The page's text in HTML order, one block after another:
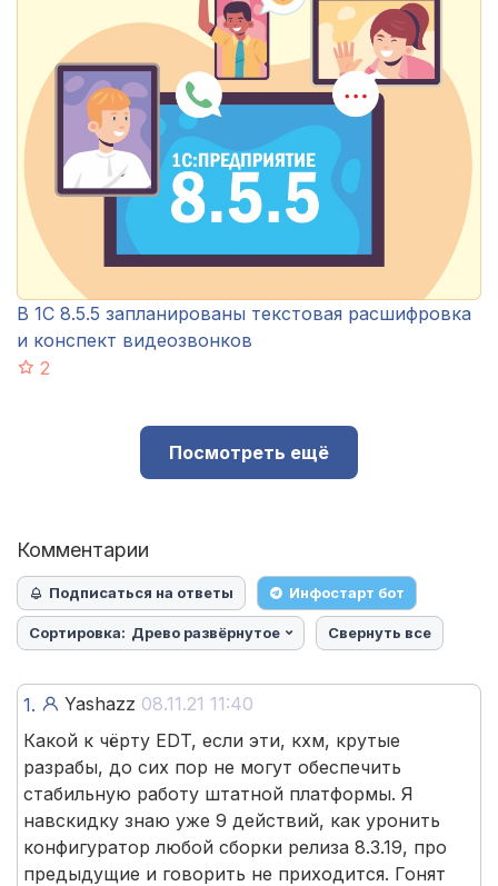
В 1С 8.5.5 запланированы текстовая расшифровка
и конспект видеозвонков
2
Посмотреть ещё
Комментарии
Подписаться на ответы Инфостарт бот
Сортировка: Древо развёрнутое Свернуть все
1. Yashazz 08.11.21 11:40
Какой к чёрту EDT, если эти, кхм, крутые
разрабы, до сих пор не могут обеспечить
стабильную работу штатной платформы. Я
навскидку знаю уже 9 действий, как уронить
конфигуратор любой сборки релиза 8.3.19, про
предыдущие и говорить не приходится. Гонят